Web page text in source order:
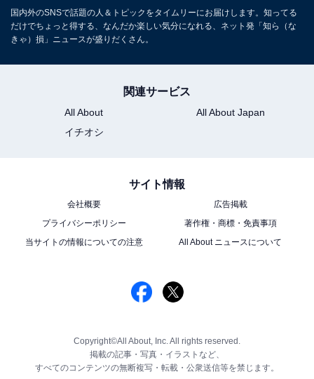
国内外のSNSで話題の人＆トピックをタイムリーにお届けします。知ってる
だけでちょっと得する、なんだか楽しい気分になれる、ネット発「知ら（な
きゃ）損」ニュースが盛りだくさん。
関連サービス
All About
All About Japan
イチオシ
サイト情報
会社概要
広告掲載
プライバシーポリシー
著作権・商標・免責事項
当サイトの情報についての注意
All About ニュースについて
Copyright©All About, Inc. All rights reserved.
掲載の記事・写真・イラストなど、
すべてのコンテンツの無断複写・転載・公衆送信等を禁じます。